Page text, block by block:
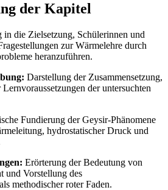
der Kapitel
in die Zielsetzung, Schülerinnen und
zur Wärmelehre durch
heranzuführen.
Darstellung der Zusammensetzung,
der untersuchten
Fundierung der Geysir-Phänomene
hydrostatischer Druck und
Erörterung der Bedeutung von
und Vorstellung des
methodischer roter Faden.